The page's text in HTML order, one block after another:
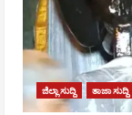
ಜಿಲ್ಲಾ ಸುದ್ದಿ ತಾಜಾ ಸುದ್ದಿ